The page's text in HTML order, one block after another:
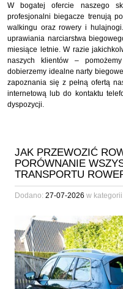
W bogatej ofercie naszego
profesjonalni biegacze trenują
walkingu oraz rowery i
uprawiania narciarstwa
miesiące letnie. W razie
naszych klientów –
dobierzemy idealne narty
zapoznania się z pełną ofertą
internetową lub do kontaktu
dyspozycji.
JAK PRZEWOZIĆ
PORÓWNANIE
TRANSPORTU
Dodano: 27-07-2026 w kategorii: